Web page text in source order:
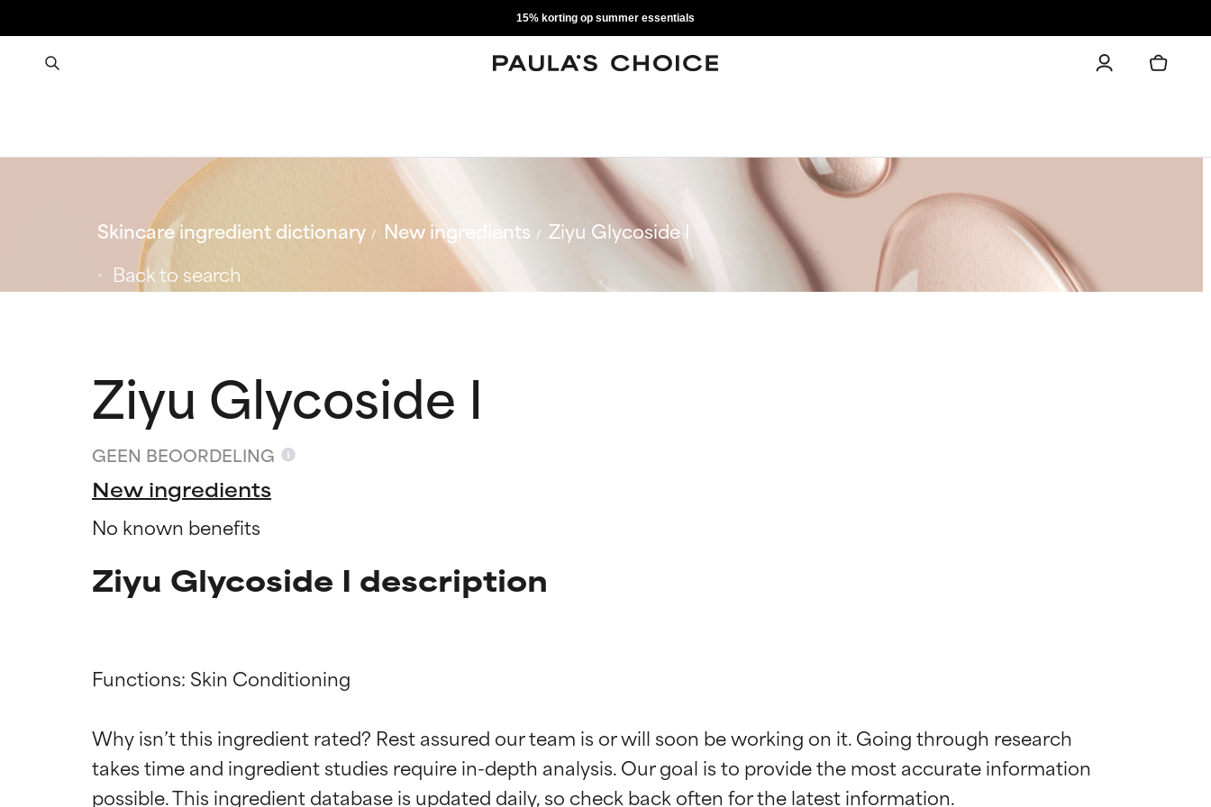
15% korting op summer essentials
Skincare ingredient dictionary New ingredients
Ziyu Glycoside I
Back to search
Ziyu Glycoside I
GEEN BEOORDELING
New ingredients
No known benefits
Ziyu Glycoside I description
Functions: Skin Conditioning
Why isn’t this ingredient rated? Rest assured our team is or will soon be working on it. Going through research
takes time and ingredient studies require in-depth analysis. Our goal is to provide the most accurate information
Beoordelingen van ingrediënten
BESTE
Beoordelingen van ingrediënten
BESTE